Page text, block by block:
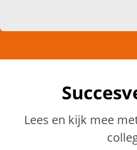
Lees en kijk mee